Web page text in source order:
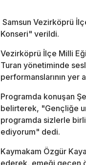
Samsun Vezirköprü
Konseri" verildi.
Vezirköprü İlçe Milli
Turan yönetiminde
performanslarının yer
Programda konuşan
belirterek, "Gençliğe
programda sizlerle
ediyorum" dedi.
Kaymakam Özgür
ederek, emeği geçen